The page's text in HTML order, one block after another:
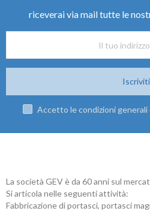
riceverai via mail tutte le
Iscriviti
Accetto le condizioni generali
La società GEV è da 60 anni sul
Si articola nelle seguenti attività:
Fabbricazione di portasci, portasci